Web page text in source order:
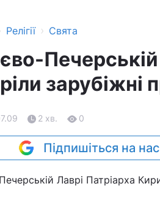
Релігії › Свята
зарубіжні
2 хв. 0
Підпишіться на
Лаврі Патріарха